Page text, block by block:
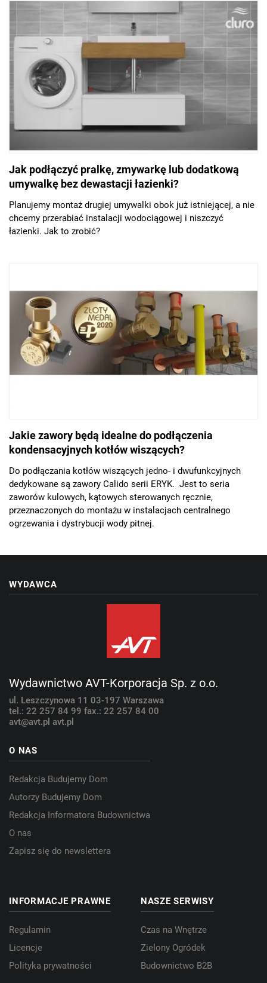
Jak podłączyć pralkę, zmywarkę lub dodatkową
umywalkę bez dewastacji łazienki?
Planujemy montaż drugiej umywalki obok już istniejącej, a nie
chcemy przerabiać instalacji wodociągowej i niszczyć
łazienki. Jak to zrobić?
Jakie zawory będą idealne do podłączenia
kondensacyjnych kotłów wiszących?
Do podłączania kotłów wiszących jedno- i dwufunkcyjnych
dedykowane są zawory Calido serii ERYK. Jest to seria
zaworów kulowych, kątowych sterowanych ręcznie,
przeznaczonych do montażu w instalacjach centralnego
ogrzewania i dystrybucji wody pitnej.
WYDAWCA
Wydawnictwo AVT-Korporacja Sp. z o.o.
ul. Leszczynowa 11 03-197 Warszawa
tel.: 22 257 84 99 fax.: 22 257 84 00
avt@avt.pl avt.pl
O NAS
Redakcja Budujemy Dom
Autorzy Budujemy Dom
Redakcja Informatora Budownictwa
O nas
Zapisz się do newslettera
INFORMACJE PRAWNE
Regulamin
Licencje
Polityka prywatności
NASZE SERWISY
Czas na Wnętrze
Zielony Ogródek
Budownictwo B2B